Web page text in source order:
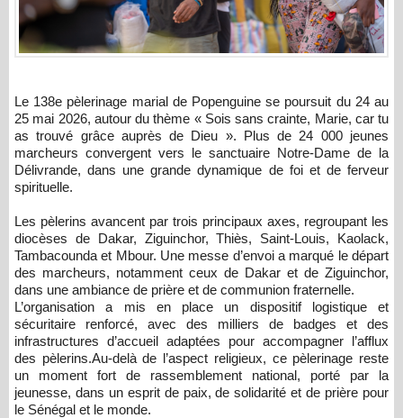
Le 138e pèlerinage marial de Popenguine se poursuit du 24 au
25 mai 2026, autour du thème « Sois sans crainte, Marie, car tu
as trouvé grâce auprès de Dieu ». Plus de 24 000 jeunes
marcheurs convergent vers le sanctuaire Notre-Dame de la
Délivrande, dans une grande dynamique de foi et de ferveur
spirituelle.
Les pèlerins avancent par trois principaux axes, regroupant les
diocèses de Dakar, Ziguinchor, Thiès, Saint-Louis, Kaolack,
Tambacounda et Mbour. Une messe d’envoi a marqué le départ
des marcheurs, notamment ceux de Dakar et de Ziguinchor,
dans une ambiance de prière et de communion fraternelle.
L’organisation a mis en place un dispositif logistique et
sécuritaire renforcé, avec des milliers de badges et des
infrastructures d’accueil adaptées pour accompagner l’afflux
des pèlerins.Au-delà de l’aspect religieux, ce pèlerinage reste
un moment fort de rassemblement national, porté par la
jeunesse, dans un esprit de paix, de solidarité et de prière pour
le Sénégal et le monde.